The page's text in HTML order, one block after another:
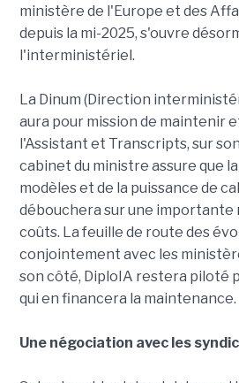
ministère de l'Europe et des
depuis la mi-2025, s'ouvre
l'interministériel.
La Dinum (Direction
aura pour mission de maintenir
l'Assistant et Transcripts, sur
cabinet du ministre assure que
modèles et de la puissance de
débouchera sur une importante
coûts. La feuille de route des
conjointement avec les
son côté, DiploIA restera piloté
qui en financera la maintenance.
Une négociation avec les